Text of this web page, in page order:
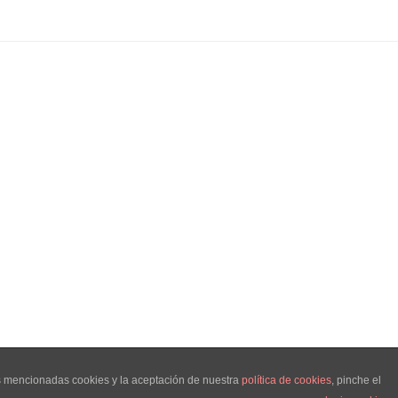
cookies y la aceptación de nuestra política de cookies, pinche el